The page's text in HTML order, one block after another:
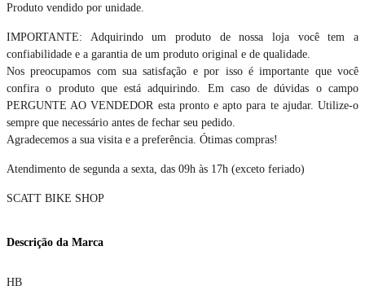
Produto vendido por unidade.
IMPORTANTE: Adquirindo um produto de nossa loja você tem a
confiabilidade e a garantia de um produto original e de qualidade.
Nos preocupamos com sua satisfação e por isso é importante que você
confira o produto que está adquirindo. Em caso de dúvidas o campo
PERGUNTE AO VENDEDOR esta pronto e apto para te ajudar. Utilize-o
sempre que necessário antes de fechar seu pedido.
Agradecemos a sua visita e a preferência. Ótimas compras!
Atendimento de segunda a sexta, das 09h às 17h (exceto feriado)
SCATT BIKE SHOP
Descrição da Marca
HB